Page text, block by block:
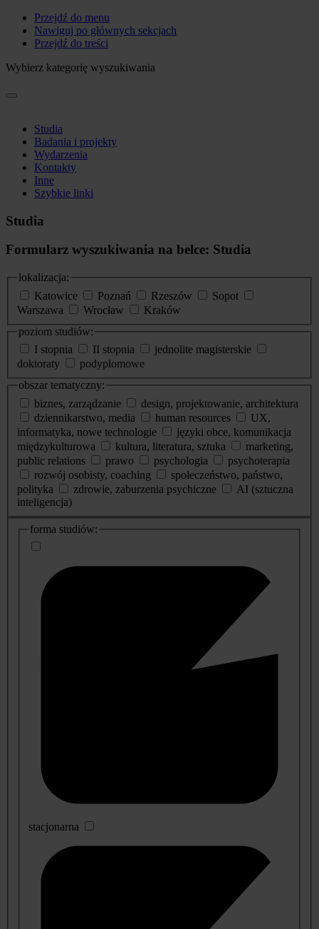
Przejdź do menu
Nawiguj po głównych sekcjach
Przejdź do treści
Wybierz kategorię wyszukiwania
Studia
Badania i projekty
Wydarzenia
Kontakty
Inne
Szybkie linki
Studia
Formularz wyszukiwania na belce: Studia
lokalizacja:
Katowice
Poznań Rzeszów
Sopot
Warszawa
Wrocław
Kraków
poziom studiów:
I stopnia
II stopnia
jednolite magisterskie
doktoraty
podyplomowe
obszar tematyczny:
biznes, zarządzanie
design, projektowanie, architektura
dziennikarstwo, media
human resources
UX,
informatyka, nowe technologie
języki obce, komunikacja
międzykulturowa
kultura, literatura, sztuka
marketing,
public relations
prawo psychologia
psychoterapia
rozwój osobisty, coaching
społeczeństwo, państwo,
polityka
zdrowie, zaburzenia psychiczne
AI (sztuczna
inteligencja)
dodatkowe
informacje
forma studiów:
stacjonarna